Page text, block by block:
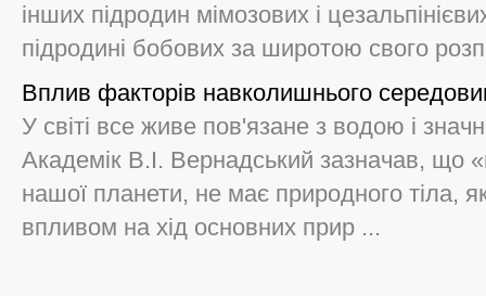
інших підродин мімозових і
підродині бобових за широтою свого
Вплив факторів навколишнього
У світі все живе пов'язане з водою і
Академік В.І. Вернадський зазначав, що
нашої планети, не має природного тіла,
впливом на хід основних прир ...